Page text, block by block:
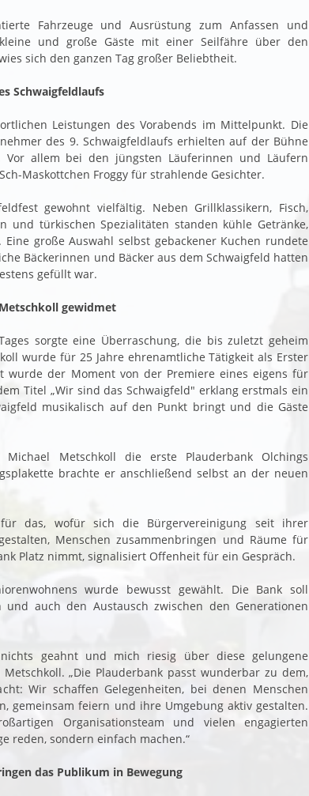
Fahrzeuge und Ausrüstung zum Anfassen und
und große Gäste mit einer Seilfähre über den
sich den ganzen Tag großer Beliebtheit.
Schwaigfeldlaufs
Leistungen des Vorabends im Mittelpunkt. Die
des 9. Schwaigfeldlaufs erhielten auf der Bühne
Vor allem bei den jüngsten Läuferinnen und Läufern
Maskottchen Froggy für strahlende Gesichter.
gewohnt vielfältig. Neben Grillklassikern, Fisch,
und türkischen Spezialitäten standen kühle Getränke,
große Auswahl selbst gebackener Kuchen rundete
Bäckerinnen und Bäcker aus dem Schwaigfeld hatten
gefüllt war.
gewidmet
sorgte eine Überraschung, die bis zuletzt geheim
wurde für 25 Jahre ehrenamtliche Tätigkeit als Erster
wurde der Moment von der Premiere eines eigens für
Titel „Wir sind das Schwaigfeld" erklang erstmals ein
musikalisch auf den Punkt bringt und die Gäste
Metschkoll die erste Plauderbank Olchings
brachte er anschließend selbst an der neuen
das, wofür sich die Bürgervereinigung seit ihrer
Menschen zusammenbringen und Räume für
Platz nimmt, signalisiert Offenheit für ein Gespräch.
wurde bewusst gewählt. Die Bank soll
und auch den Austausch zwischen den Generationen
geahnt und mich riesig über diese gelungene
„Die Plauderbank passt wunderbar zu dem,
Wir schaffen Gelegenheiten, bei denen Menschen
gemeinsam feiern und ihre Umgebung aktiv gestalten.
Organisationsteam und vielen engagierten
reden, sondern einfach machen.“
das Publikum in Bewegung